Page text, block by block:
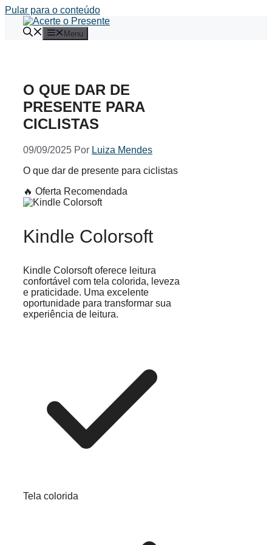
Pular para o conteúdo
Menu
O QUE DAR DE
PRESENTE PARA
CICLISTAS
09/09/2025 Por Luiza Mendes
O que dar de presente para ciclistas
🔥 Oferta Recomendada
Kindle Colorsoft
Kindle Colorsoft oferece leitura
confortável com tela colorida, leveza
e praticidade. Uma excelente
oportunidade para transformar sua
experiência de leitura.
Tela colorida